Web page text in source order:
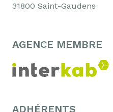
31800 Saint-Gaudens
AGENCE MEMBRE
ADHÉRENTS